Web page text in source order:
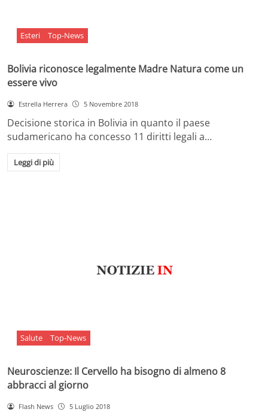
Esteri Top-News
Bolivia riconosce legalmente Madre Natura come un
essere vivo
Estrella Herrera 5 Novembre 2018
Decisione storica in Bolivia in quanto il paese
sudamericano ha concesso 11 diritti legali a…
Leggi di più
Salute Top-News
Neuroscienze: Il Cervello ha bisogno di almeno 8
abbracci al giorno
Flash News 5 Luglio 2018